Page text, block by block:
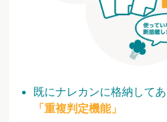
既にナレカンに格納して
「重複判定機能」